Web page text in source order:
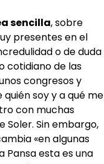
sencilla, sobre
presentes en el
o de duda
cotidiano de las
congresos y
quién soy y a qué me
con muchas
Soler. Sin embargo,
«en algunas
Pansa esta es una